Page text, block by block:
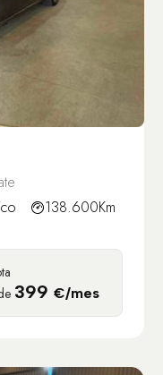
138.600Km
399 €/mes